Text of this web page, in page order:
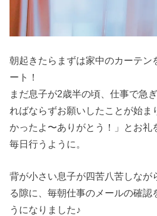
朝起きたらまずは家中のカーテン
ート！
まだ息子が2歳半の頃、仕事で急
ればならずお願いしたことが始ま
かったよ〜ありがとう！」とお礼
毎日行うように。
背が小さい息子が四苦八苦しなが
る隙に、毎朝仕事のメールの確認
うになりました♪